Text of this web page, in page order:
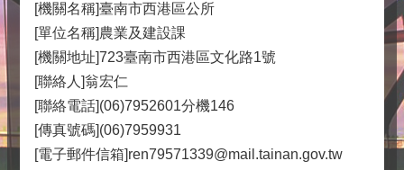
[機關名稱]臺南市西港區公所
[單位名稱]農業及建設課
[機關地址]723臺南市西港區文化路1號
[聯絡人]翁宏仁
[聯絡電話](06)7952601分機146
[傳真號碼](06)7959931
[電子郵件信箱]ren79571339@mail.tainan.gov.tw